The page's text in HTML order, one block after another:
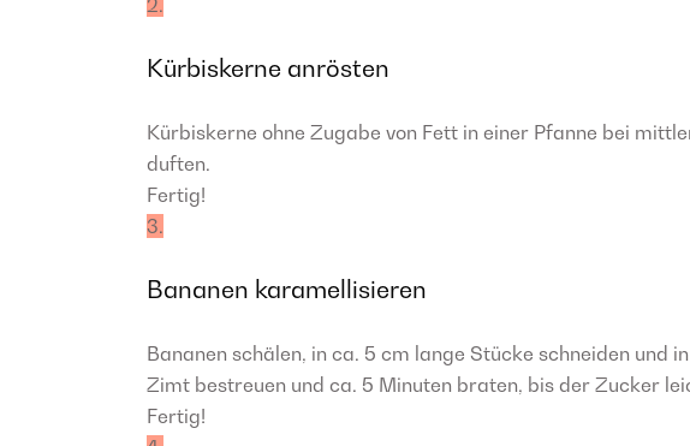
2.
Kürbiskerne anrösten
Kürbiskerne ohne Zugabe von Fett in einer Pfanne bei
duften.
Fertig!
3.
Bananen karamellisieren
Bananen schälen, in ca. 5 cm lange Stücke schneiden und
Zimt bestreuen und ca. 5 Minuten braten, bis der Zucker
Fertig!